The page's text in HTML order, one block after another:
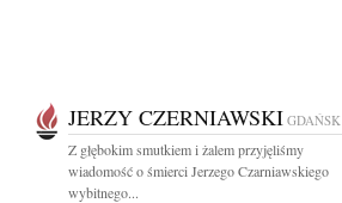
JERZY CZERNIAWSKI GDAŃSK
Z głębokim smutkiem i żalem przyjęliśmy
wiadomość o śmierci Jerzego Czarniawskiego
wybitnego...